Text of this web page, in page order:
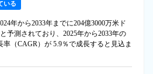
いる
年から2033年までに204億3000万米ド
予測されており、2025年から2033年の
（CAGR）が 5.9％で成長すると見込ま